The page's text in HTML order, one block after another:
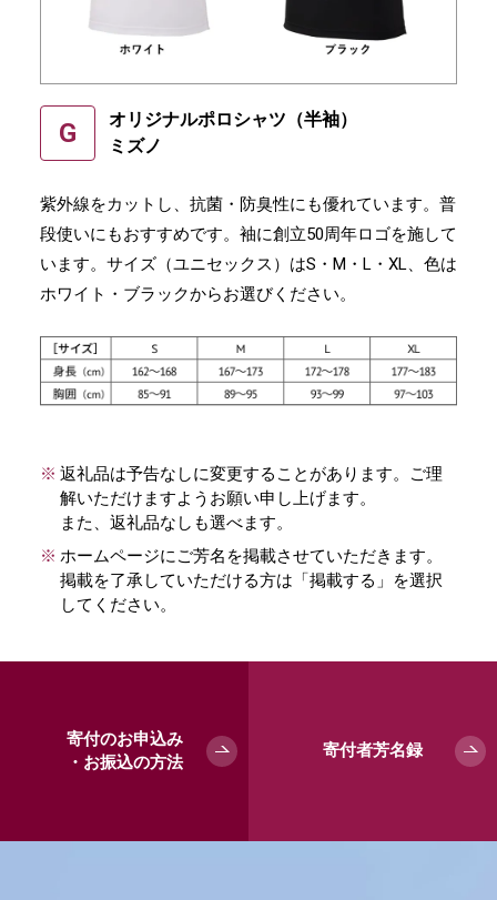
G
オリジナルポロシャツ（半袖）
ミズノ
紫外線をカットし、抗菌・防臭性にも優れています。普
段使いにもおすすめです。袖に創立50周年ロゴを施して
います。サイズ（ユニセックス）はS・M・L・XL、色は
ホワイト・ブラックからお選びください。
返礼品は予告なしに変更することがあります。ご理
解いただけますようお願い申し上げます。
また、返礼品なしも選べます。
ホームページにご芳名を掲載させていただきます。
掲載を了承していただける方は「掲載する」を選択
してください。
寄付のお申込み
・お振込の方法
寄付者芳名録